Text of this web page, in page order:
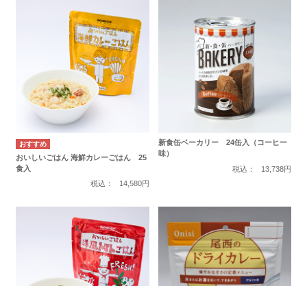
おいしいごはん 海鮮カレーごはん 25
食入
税込：
14,580円
新食缶ベーカリー 24缶入（コーヒー
味）
税込：
13,738円